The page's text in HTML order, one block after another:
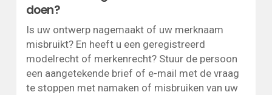
doen?
Is uw ontwerp nagemaakt of uw merknaam
misbruikt? En heeft u een geregistreerd
modelrecht of merkenrecht? Stuur de persoon
een aangetekende brief of e-mail met de vraag
te stoppen met namaken of misbruiken van uw